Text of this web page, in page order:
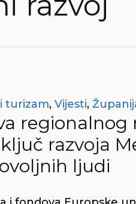
turizam, Vijesti,
regionalnog
razvoja
ljudi